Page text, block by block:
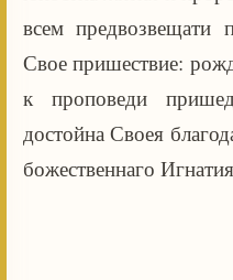
всем предвозвещати
Свое пришествие:
к проповеди
достойна Своея
божественнаго